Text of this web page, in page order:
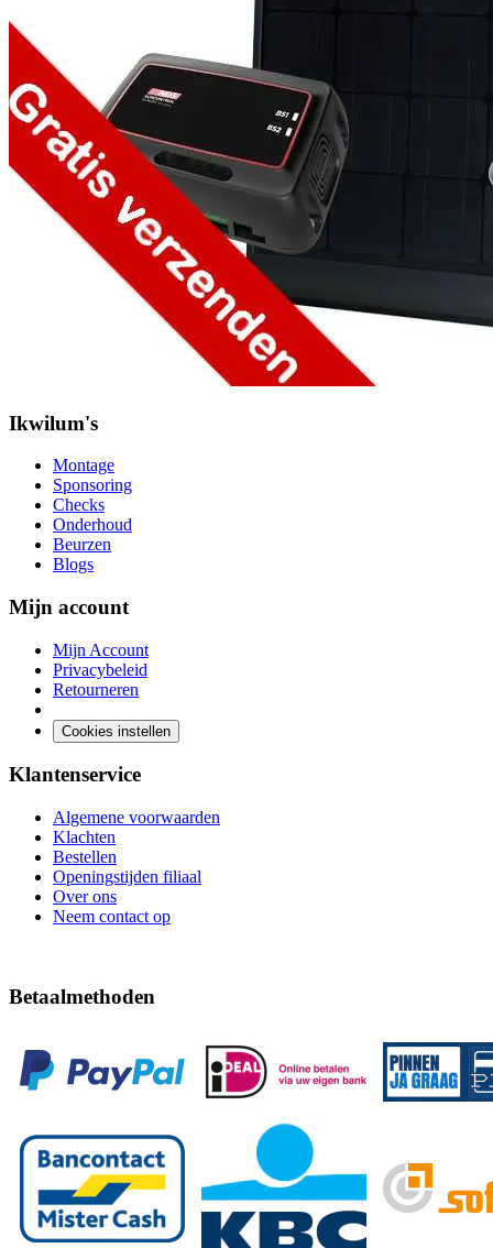
Ikwilum's
Montage
Sponsoring
Checks
Onderhoud
Beurzen
Blogs
Mijn account
Mijn Account
Privacybeleid
Retourneren
Cookies instellen
Klantenservice
Algemene voorwaarden
Klachten
Bestellen
Openingstijden filiaal
Over ons
Neem contact op
Betaalmethoden